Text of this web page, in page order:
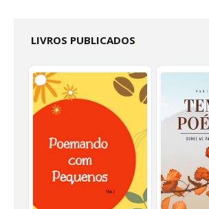
LIVROS PUBLICADOS